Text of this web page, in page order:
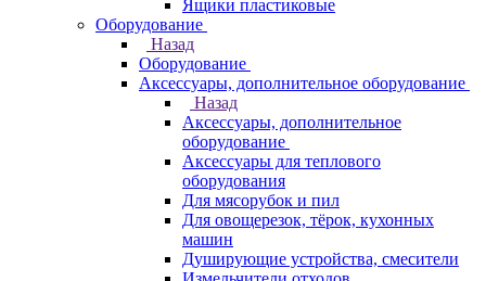
Ящики пластиковые
Оборудование
Назад
Оборудование
Аксессуары, дополнительное оборудование
Назад
Аксессуары, дополнительное
оборудование
Аксессуары для теплового
оборудования
Для мясорубок и пил
Для овощерезок, тёрок, кухонных
машин
Душирующие устройства, смесители